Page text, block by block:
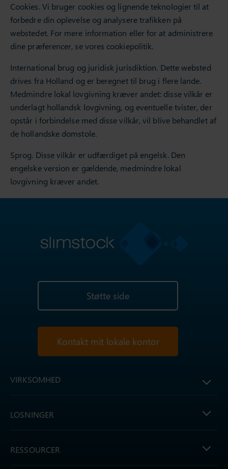
Cookies. Vi bruger cookies og lignende teknologier til at
forbedre din oplevelse og analysere trafikken på
webstedet. For mere information eller for at administrere
dine præferencer, se vores cookiepolitik.
International brug og juridisk jurisdiktion. Dette websted
drives fra Holland og er beregnet til brug i flere lande.
Medmindre lokal lovgivning kræver andet: disse vilkår er
underlagt hollandsk lovgivning, og eventuelle tvister, der
opstår i forbindelse med disse vilkår, vil blive behandlet af
de hollandske domstole.
Sprog. Disse vilkår er udfærdiget på engelsk. Den
engelske version er gældende, medmindre lokal
lovgivning kræver andet.
Støtte side
Kontakt mit lokale kontor
VIRKSOMHED
LOSNINGER
RESSOURCER